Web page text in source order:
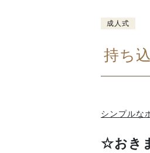
成人式
持ち
シンプルな
☆おき